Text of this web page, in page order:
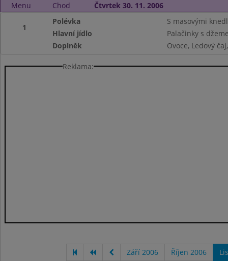
Menu Chod Čtvrtek 30. 11. 2006
1
Polévka
S masovými
Hlavní jídlo
Palačinky s
Doplněk
Ovoce, Ledový
Reklama:
Září 2006 Říjen 2006